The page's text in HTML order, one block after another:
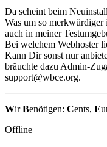
Da scheint beim
Was um so merkwürdiger
auch in meiner
Bei welchem Webhoster
Kann Dir sonst nur
bräuchte dazu Admin-
support@wbce.org.
WirBenötigen: Cents, E
Offline